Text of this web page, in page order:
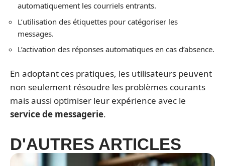
automatiquement les courriels entrants.
L’utilisation des étiquettes pour catégoriser les
messages.
L’activation des réponses automatiques en cas d’absence.
En adoptant ces pratiques, les utilisateurs peuvent
non seulement résoudre les problèmes courants
mais aussi optimiser leur expérience avec le
service de messagerie.
D'AUTRES ARTICLES